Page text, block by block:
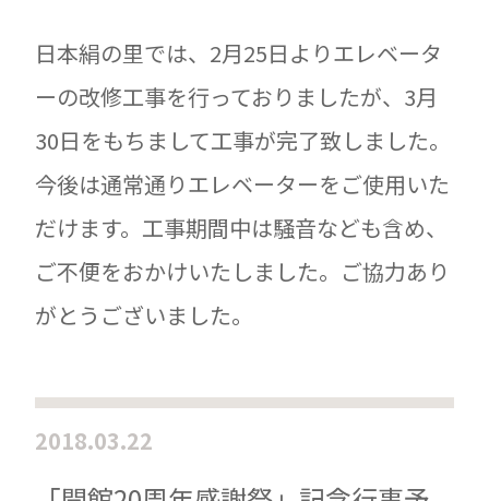
日本絹の里では、2月25日よりエレベータ
ーの改修工事を行っておりましたが、3月
30日をもちまして工事が完了致しました。
今後は通常通りエレベーターをご使用いた
だけます。工事期間中は騒音なども含め、
ご不便をおかけいたしました。ご協力あり
がとうございました。
2018.03.22